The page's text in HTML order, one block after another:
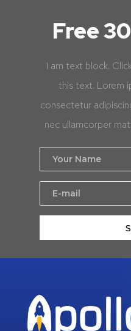
Free
I am text block.
this text. Lorem
consectetur
nec ullamcorper